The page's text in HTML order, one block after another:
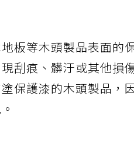
板等木頭製品表面的
刮痕、髒汙或其他損
保護漆的木頭製品，